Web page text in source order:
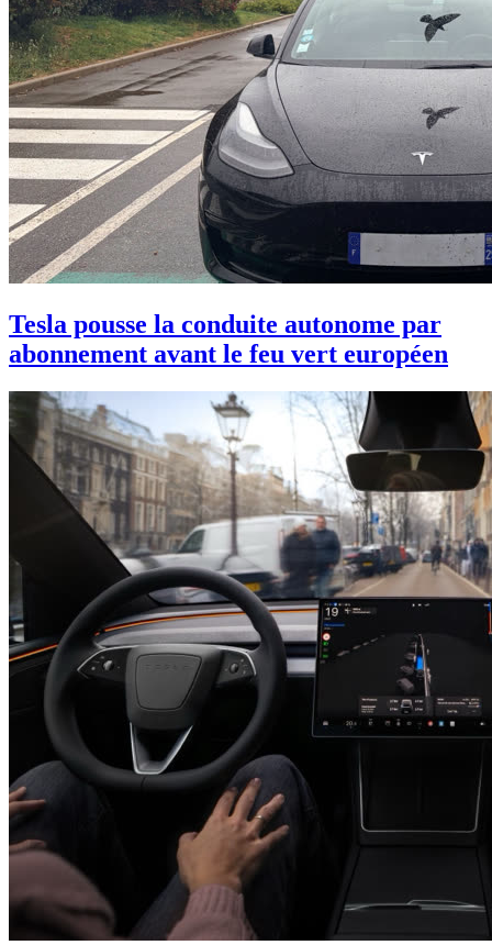
Tesla pousse la conduite autonome par
abonnement avant le feu vert européen